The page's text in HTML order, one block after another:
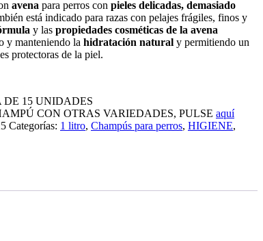
avena para perros con pieles delicadas, demasiado
está indicado para razas con pelajes frágiles, finos y
y las propiedades cosméticas de la avena
y manteniendo la hidratación natural y permitiendo un
protectoras de la piel.
DE 15 UNIDADES
CON OTRAS VARIEDADES, PULSE aquí
Categorías: 1 litro, Champús para perros, HIGIENE,